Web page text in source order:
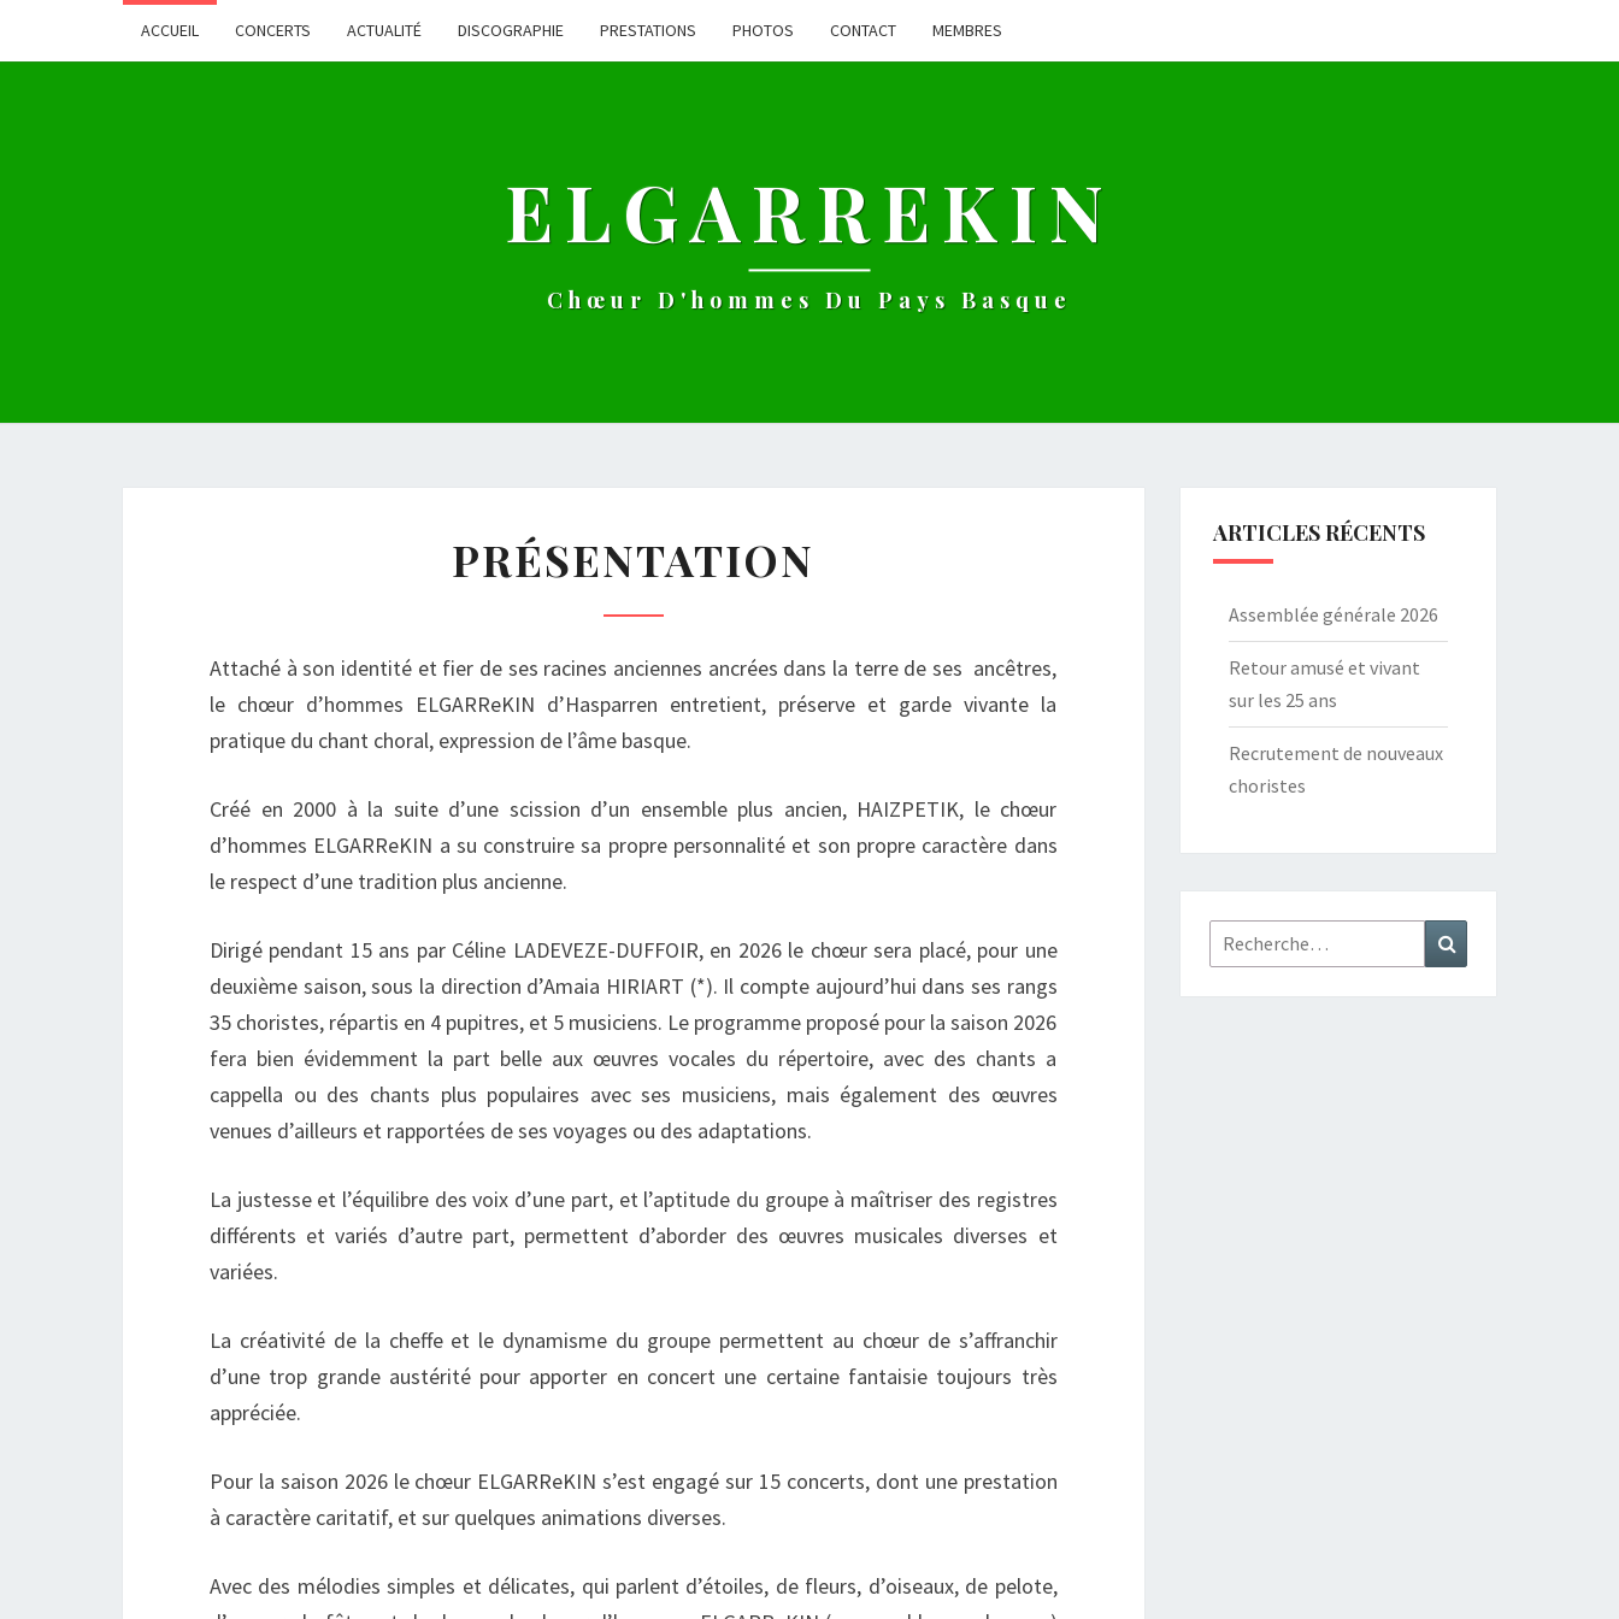
ACCUEIL CONCERTS ACTUALITÉ DISCOGRAPHIE PRESTATIONS PHOTOS CONTACT MEMBRES
ELGARREKIN
Chœur D'hommes Du Pays Basque
PRÉSENTATION
Attaché à son identité et fier de ses racines anciennes ancrées dans la terre de ses ancêtres,
le chœur d’hommes ELGARReKIN d’Hasparren entretient, préserve et garde vivante la
pratique du chant choral, expression de l’âme basque.
Créé en 2000 à la suite d’une scission d’un ensemble plus ancien, HAIZPETIK, le chœur
d’hommes ELGARReKIN a su construire sa propre personnalité et son propre caractère dans
le respect d’une tradition plus ancienne.
Dirigé pendant 15 ans par Céline LADEVEZE-DUFFOIR, en 2026 le chœur sera placé, pour une
deuxième saison, sous la direction d’Amaia HIRIART (*). Il compte aujourd’hui dans ses rangs
35 choristes, répartis en 4 pupitres, et 5 musiciens. Le programme proposé pour la saison 2026
fera bien évidemment la part belle aux œuvres vocales du répertoire, avec des chants a
cappella ou des chants plus populaires avec ses musiciens, mais également des œuvres
venues d’ailleurs et rapportées de ses voyages ou des adaptations.
La justesse et l’équilibre des voix d’une part, et l’aptitude du groupe à maîtriser des registres
différents et variés d’autre part, permettent d’aborder des œuvres musicales diverses et
variées.
La créativité de la cheffe et le dynamisme du groupe permettent au chœur de s’affranchir
d’une trop grande austérité pour apporter en concert une certaine fantaisie toujours très
appréciée.
Pour la saison 2026 le chœur ELGARReKIN s’est engagé sur 15 concerts, dont une prestation
à caractère caritatif, et sur quelques animations diverses.
Avec des mélodies simples et délicates, qui parlent d’étoiles, de fleurs, d’oiseaux, de pelote,
ARTICLES RÉCENTS
Assemblée générale 2026
Retour amusé et vivant
sur les 25 ans
Recrutement de nouveaux
choristes
Rechercher :